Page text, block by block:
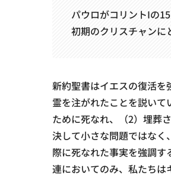
パウロがコリントIの
初期のクリスチャンに
新約聖書はイエスの復活を
霊を注がれたことを説い
ために死なれ、（2）埋葬
決して小さな問題ではな
際に死なれた事実を強調
連においてのみ、私たちは